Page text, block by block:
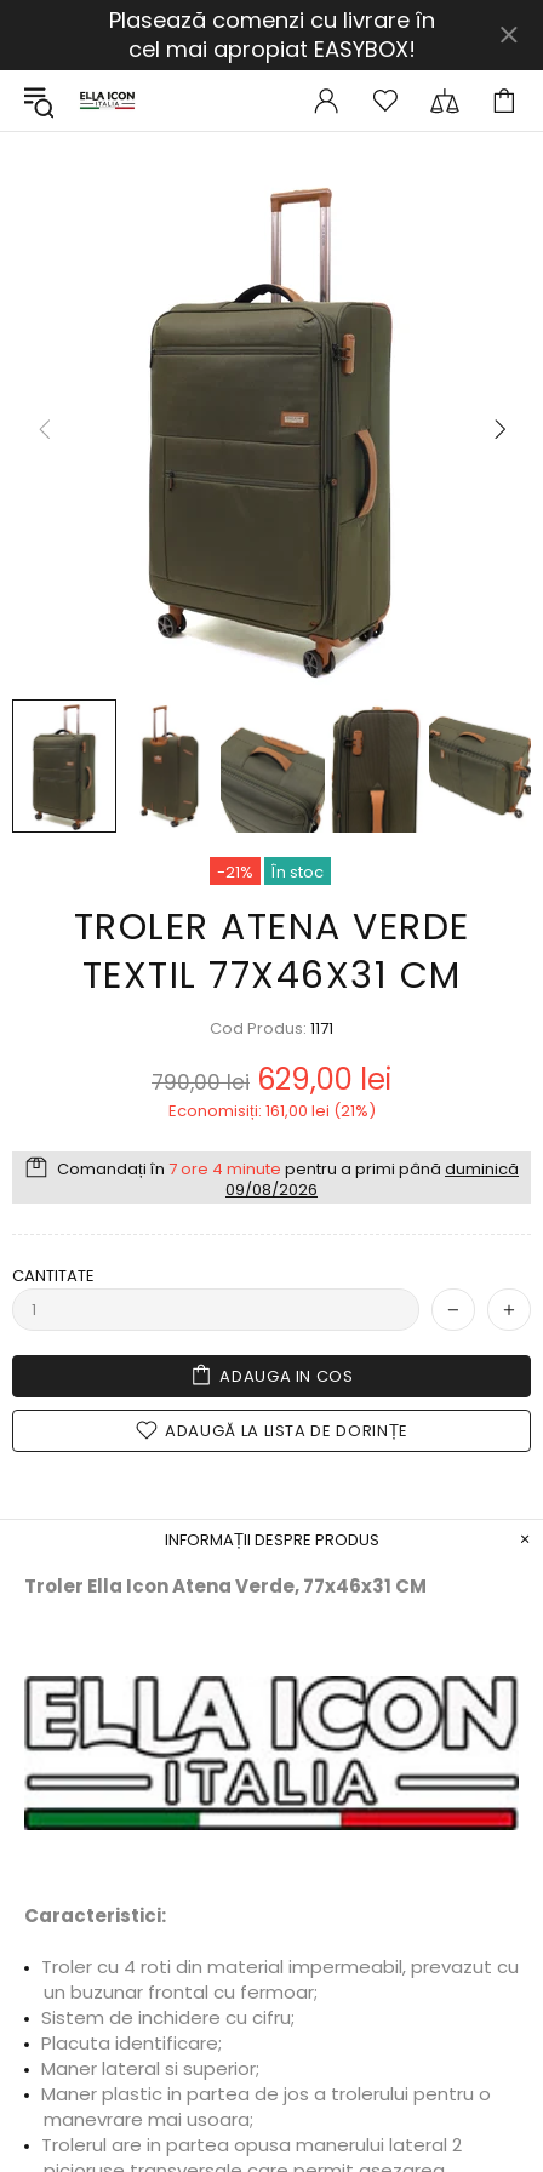
Plasează comenzi cu livrare în
cel mai apropiat EASYBOX!
-21% În stoc
TROLER ATENA VERDE
TEXTIL 77X46X31 CM
Cod Produs: 1171
790,00 lei 629,00 lei
Economisiți: 161,00 lei (21%)
Comandați în 7 ore 4 minute pentru a primi până duminică
09/08/2026
CANTITATE
ADAUGA IN COS
ADAUGĂ LA LISTA DE DORINȚE
INFORMAȚII DESPRE PRODUS
Troler Ella Icon Atena Verde, 77x46x31 CM
Caracteristici:
Troler cu 4 roti din material impermeabil, prevazut cu
un buzunar frontal cu fermoar;
Sistem de inchidere cu cifru;
Placuta identificare;
Maner lateral si superior;
Maner plastic in partea de jos a trolerului pentru o
manevrare mai usoara;
Trolerul are in partea opusa manerului lateral 2